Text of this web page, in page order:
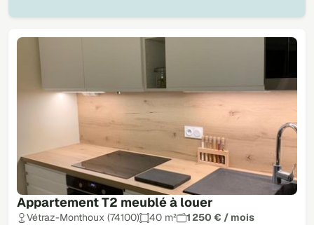
Appartement T2 meublé à louer
Vétraz-Monthoux (74100) 40 m²
1 250 € / mois